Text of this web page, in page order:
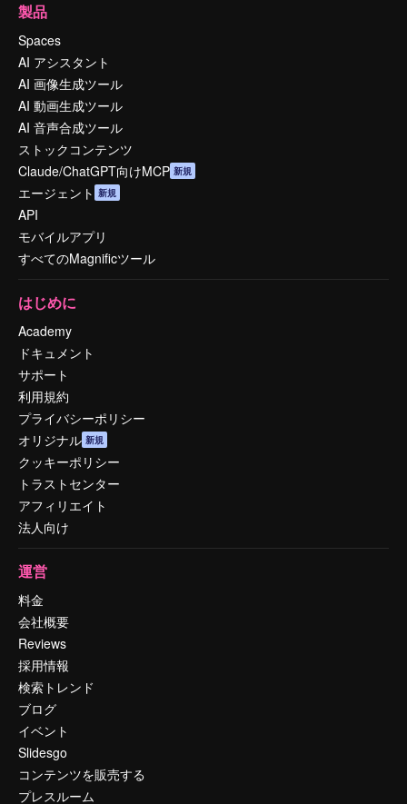
製品
Spaces
AI アシスタント
AI 画像生成ツール
AI 動画生成ツール
AI 音声合成ツール
ストックコンテンツ
Claude/ChatGPT向けMCP 新規
エージェント 新規
API
モバイルアプリ
すべてのMagnificツール
はじめに
Academy
ドキュメント
サポート
利用規約
プライバシーポリシー
オリジナル 新規
クッキーポリシー
トラストセンター
アフィリエイト
法人向け
運営
料金
会社概要
Reviews
採用情報
検索トレンド
ブログ
イベント
Slidesgo
コンテンツを販売する
プレスルーム